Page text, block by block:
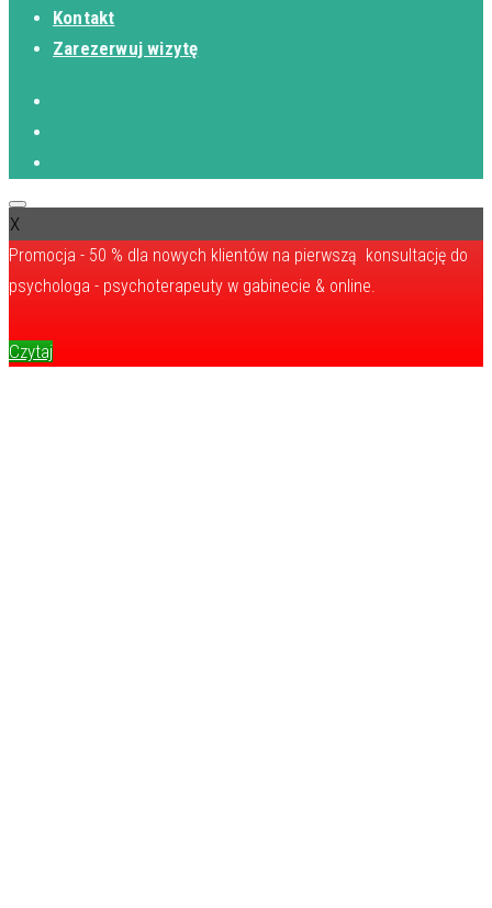
Kontakt
Zarezerwuj wizytę
X
Promocja - 50 % dla nowych klientów na pierwszą konsultację do
psychologa - psychoterapeuty w gabinecie & online.
Czytaj